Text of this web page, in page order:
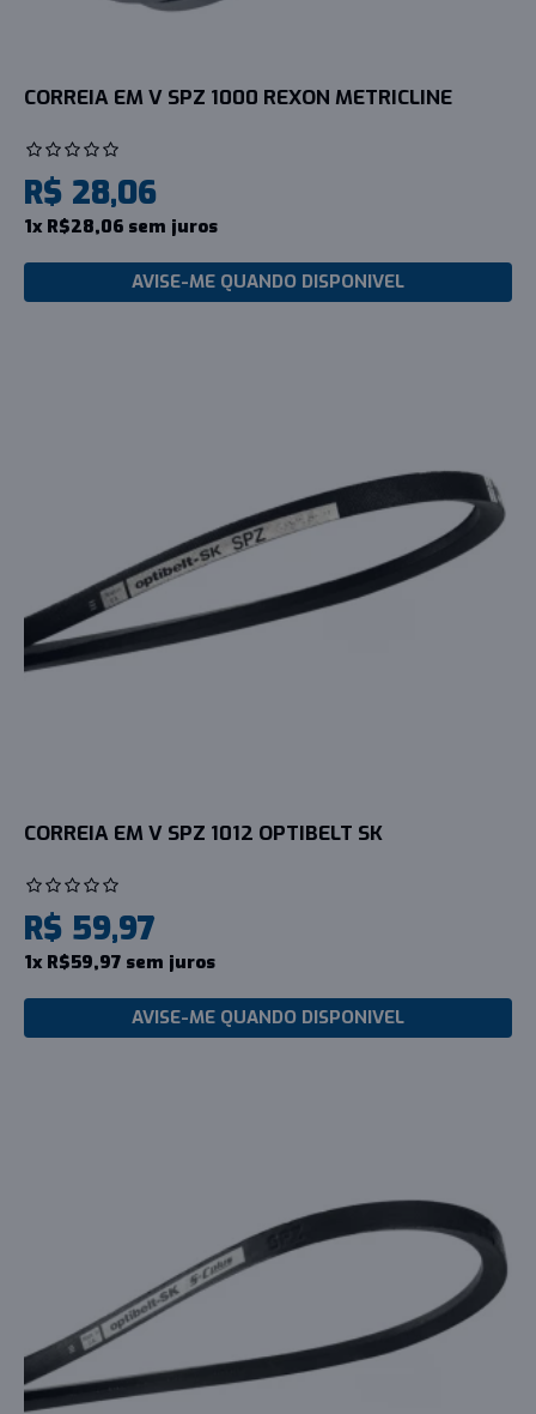
CORREIA EM V SPZ 1000 REXON METRICLINE
R$ 28,06
1x R$28,06 sem juros
AVISE-ME QUANDO DISPONIVEL
CORREIA EM V SPZ 1012 OPTIBELT SK
R$ 59,97
1x R$59,97 sem juros
AVISE-ME QUANDO DISPONIVEL